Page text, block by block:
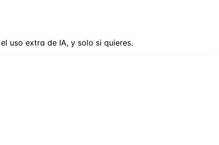
uso extra de IA, y solo si quieres.